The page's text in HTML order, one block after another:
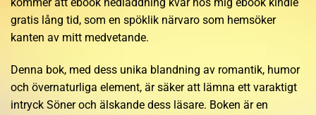
kommer att ebook nedladdning kvar hos mig ebook kindle
gratis lång tid, som en spöklik närvaro som hemsöker
kanten av mitt medvetande.
Denna bok, med dess unika blandning av romantik, humor
och övernaturliga element, är säker att lämna ett varaktigt
intryck Söner och älskande dess läsare. Boken är en